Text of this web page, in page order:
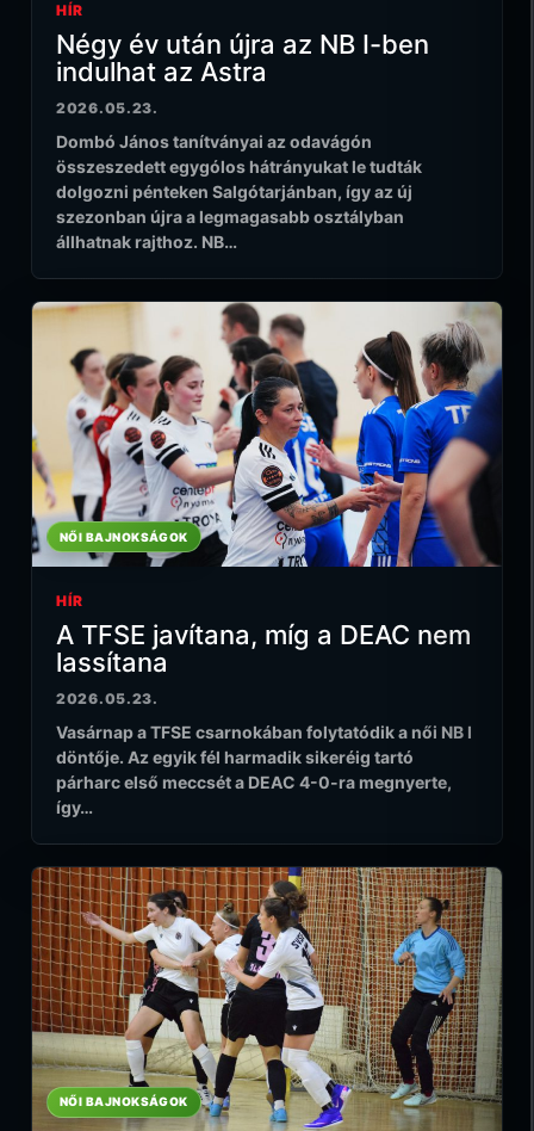
HÍR
Négy év után újra az NB I-ben
indulhat az Astra
2026.05.23.
Dombó János tanítványai az odavágón
összeszedett egygólos hátrányukat le tudták
dolgozni pénteken Salgótarjánban, így az új
szezonban újra a legmagasabb osztályban
állhatnak rajthoz. NB…
NŐI BAJNOKSÁGOK
HÍR
A TFSE javítana, míg a DEAC nem
lassítana
2026.05.23.
Vasárnap a TFSE csarnokában folytatódik a női NB I
döntője. Az egyik fél harmadik sikeréig tartó
párharc első meccsét a DEAC 4-0-ra megnyerte,
így…
NŐI BAJNOKSÁGOK